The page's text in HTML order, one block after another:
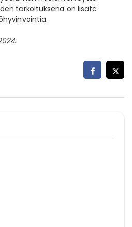
tarkoituksena on lisätä